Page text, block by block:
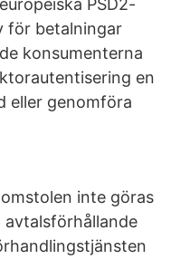
PSD2-
för betalningar
konsumenterna
en
eller genomföra
inte göras